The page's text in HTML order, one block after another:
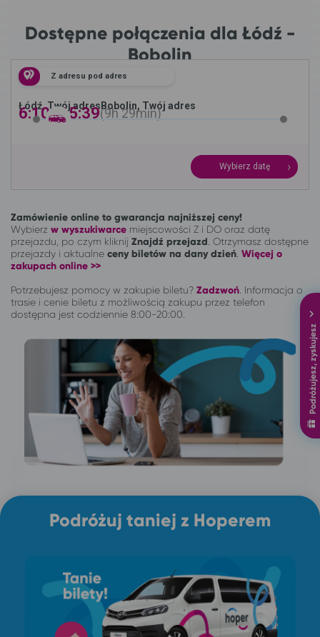
Podróżujesz, zyskujesz
Dostępne połączenia dla Łódź -
Bobolin
Z adresu pod adres
Łódź, Twój adres Bobolin, Twój adres
6:10 -15:39 9h29min
Wybierz datę
Zamówienie online to gwarancja najniższej ceny!
Wybierz w wyszukiwarce miejscowości Z i DO oraz datę
przejazdu, po czym kliknij Znajdź przejazd . Otrzymasz dostępne
przejazdy i aktualne ceny biletów na dany dzień Więcej o
zakupach online >>
Potrzebujesz pomocy w zakupie biletu? Zadzwoń Informacja o
trasie i cenie biletu z możliwością zakupu przez telefon
dostępna jest codziennie 8:00-20:00.
Podróżuj taniej z Hoperem